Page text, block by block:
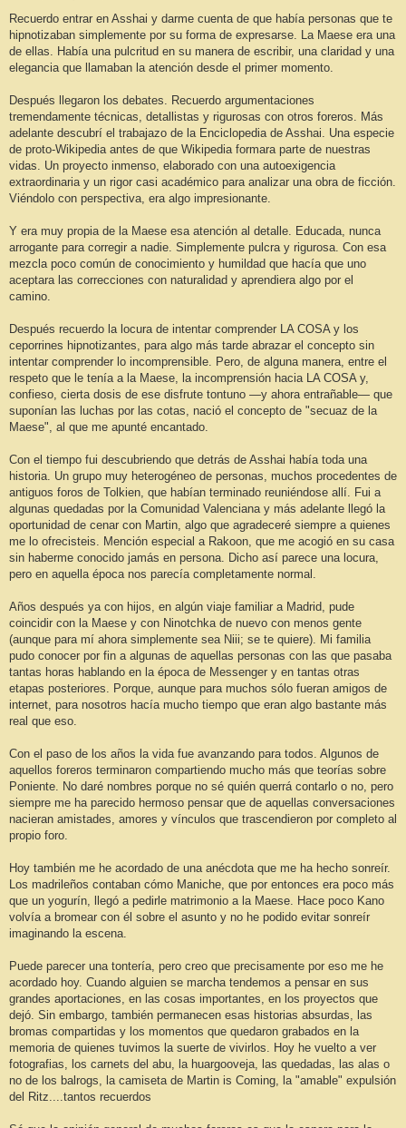
n
a
j
Recuerdo entrar en Asshai y darme cuenta de que había personas que te
hipnotizaban simplemente por su forma de expresarse. La Maese era una
de ellas. Había una pulcritud en su manera de escribir, una claridad y una
elegancia que llamaban la atención desde el primer momento.
Después llegaron los debates. Recuerdo argumentaciones
tremendamente técnicas, detallistas y rigurosas con otros foreros. Más
adelante descubrí el trabajazo de la Enciclopedia de Asshai. Una especie
de proto-Wikipedia antes de que Wikipedia formara parte de nuestras
vidas. Un proyecto inmenso, elaborado con una autoexigencia
extraordinaria y un rigor casi académico para analizar una obra de ficción.
Viéndolo con perspectiva, era algo impresionante.
Y era muy propia de la Maese esa atención al detalle. Educada, nunca
arrogante para corregir a nadie. Simplemente pulcra y rigurosa. Con esa
mezcla poco común de conocimiento y humildad que hacía que uno
aceptara las correcciones con naturalidad y aprendiera algo por el
camino.
Después recuerdo la locura de intentar comprender LA COSA y los
ceporrines hipnotizantes, para algo más tarde abrazar el concepto sin
intentar comprender lo incomprensible. Pero, de alguna manera, entre el
respeto que le tenía a la Maese, la incomprensión hacia LA COSA y,
confieso, cierta dosis de ese disfrute tontuno —y ahora entrañable— que
suponían las luchas por las cotas, nació el concepto de "secuaz de la
Maese", al que me apunté encantado.
Con el tiempo fui descubriendo que detrás de Asshai había toda una
historia. Un grupo muy heterogéneo de personas, muchos procedentes de
antiguos foros de Tolkien, que habían terminado reuniéndose allí. Fui a
algunas quedadas por la Comunidad Valenciana y más adelante llegó la
oportunidad de cenar con Martin, algo que agradeceré siempre a quienes
me lo ofrecisteis. Mención especial a Rakoon, que me acogió en su casa
sin haberme conocido jamás en persona. Dicho así parece una locura,
pero en aquella época nos parecía completamente normal.
Años después ya con hijos, en algún viaje familiar a Madrid, pude
coincidir con la Maese y con Ninotchka de nuevo con menos gente
(aunque para mí ahora simplemente sea Niii; se te quiere). Mi familia
pudo conocer por fin a algunas de aquellas personas con las que pasaba
tantas horas hablando en la época de Messenger y en tantas otras
etapas posteriores. Porque, aunque para muchos sólo fueran amigos de
internet, para nosotros hacía mucho tiempo que eran algo bastante más
real que eso.
Con el paso de los años la vida fue avanzando para todos. Algunos de
aquellos foreros terminaron compartiendo mucho más que teorías sobre
Poniente. No daré nombres porque no sé quién querrá contarlo o no, pero
siempre me ha parecido hermoso pensar que de aquellas conversaciones
nacieran amistades, amores y vínculos que trascendieron por completo al
propio foro.
Hoy también me he acordado de una anécdota que me ha hecho sonreír.
Los madrileños contaban cómo Maniche, que por entonces era poco más
que un yogurín, llegó a pedirle matrimonio a la Maese. Hace poco Kano
volvía a bromear con él sobre el asunto y no he podido evitar sonreír
imaginando la escena.
Puede parecer una tontería, pero creo que precisamente por eso me he
acordado hoy. Cuando alguien se marcha tendemos a pensar en sus
grandes aportaciones, en las cosas importantes, en los proyectos que
dejó. Sin embargo, también permanecen esas historias absurdas, las
bromas compartidas y los momentos que quedaron grabados en la
memoria de quienes tuvimos la suerte de vivirlos. Hoy he vuelto a ver
fotografias, los carnets del abu, la huargooveja, las quedadas, las alas o
no de los balrogs, la camiseta de Martin is Coming, la "amable" expulsión
del Ritz....tantos recuerdos